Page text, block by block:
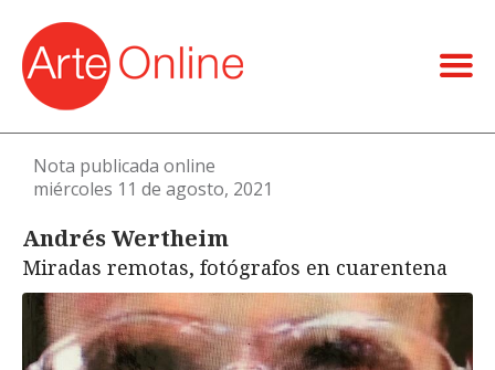
Nota publicada online
miércoles 11 de agosto, 2021
Andrés Wertheim
Miradas remotas, fotógrafos en cuarentena